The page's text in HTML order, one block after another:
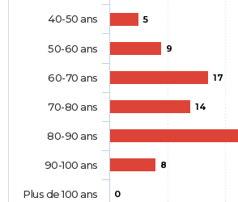
5
9
17
14
8
0
40-50 ans
50-60 ans
60-70 ans
70-80 ans
80-90 ans
90-100 ans
Plus de 100 ans